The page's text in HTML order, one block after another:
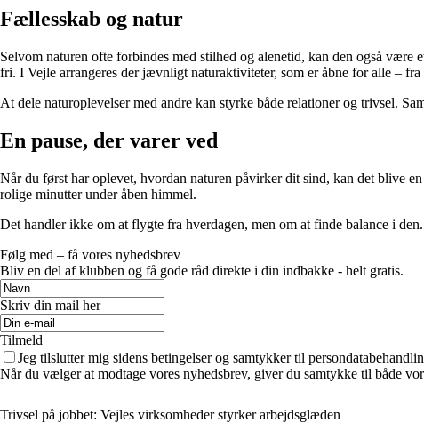
Fællesskab og natur
Selvom naturen ofte forbindes med stilhed og alenetid, kan den også
fri. I Vejle arrangeres der jævnligt naturaktiviteter, som er åbne for alle –
At dele naturoplevelser med andre kan styrke både relationer og trivsel.
En pause, der varer ved
Når du først har oplevet, hvordan naturen påvirker dit sind, kan det blive
rolige minutter under åben himmel.
Det handler ikke om at flygte fra hverdagen, men om at finde balance i
Følg med – få vores nyhedsbrev
Bliv en del af klubben og få gode råd direkte i din indbakke - helt gratis.
Skriv din mail her
Tilmeld
Jeg tilslutter mig sidens betingelser og samtykker til
Når du vælger at modtage vores nyhedsbrev, giver du samtykke til både
Trivsel på jobbet: Vejles virksomheder styrker arbejdsglæden